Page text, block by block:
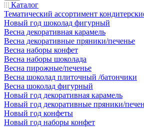
Каталог
Тематический ассортимент
Новый год шоколад фигурный
Весна декоративная карамель
Весна декоративные пряники/печенье
Весна наборы конфет
Весна наборы шоколада
Весна пирожные/печенье
Весна шоколад плиточный /батончики
Весна шоколад фигурный
Новый год декоративная карамель
Новый год декоративные пряники/
Новый год конфеты
Новый год наборы конфет